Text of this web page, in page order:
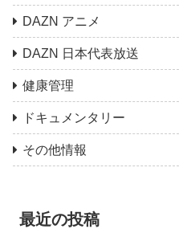
DAZN アニメ
DAZN 日本代表放送
健康管理
ドキュメンタリー
その他情報
最近の投稿